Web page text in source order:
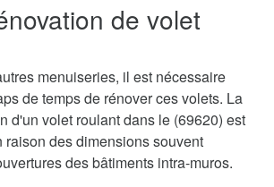
de volet
menuiseries, il est nécessaire
de temps de rénover ces volets. La
d'un volet roulant dans le (69620) est
raison des dimensions souvent
des bâtiments intra-muros.